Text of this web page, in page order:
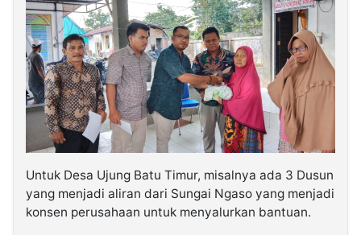
Untuk Desa Ujung Batu Timur, misalnya ada 3 Dusun
yang menjadi aliran dari Sungai Ngaso yang menjadi
konsen perusahaan untuk menyalurkan bantuan.